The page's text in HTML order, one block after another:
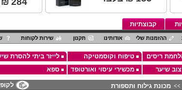
קבוצתיות
ההזמנות שלי אודותינו תקנון שירות לקוחות
ריסים טיפוח וקוסמטיקה לייזר ביתי להסרת
שיער מכשירי עיסוי ואורטופד ספא
>> מכונת גילוח ותספורת